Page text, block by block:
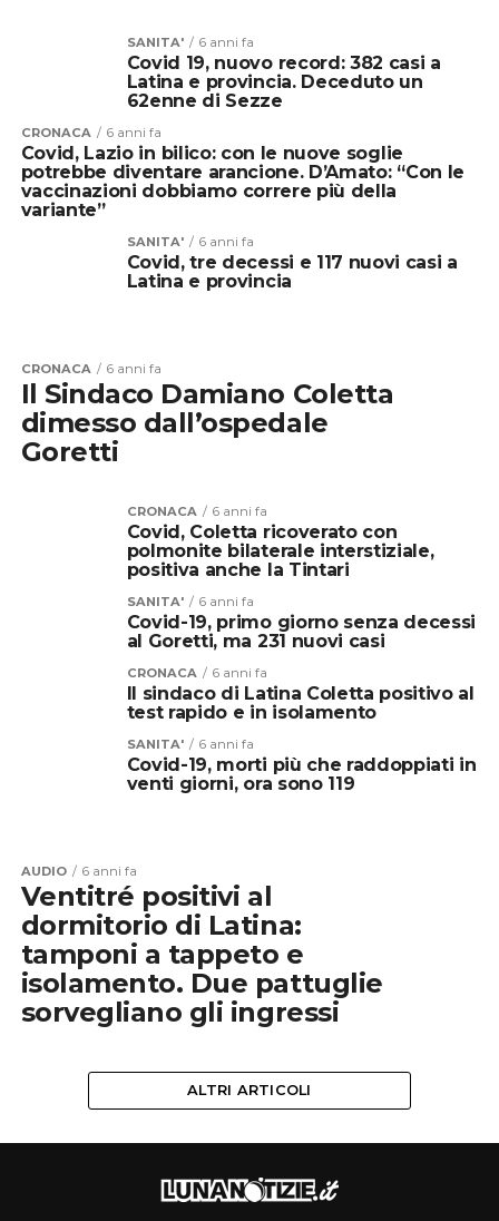
SANITA' 6 anni fa
Covid 19, nuovo record: 382 casi a
Latina e provincia. Deceduto un
62enne di Sezze
CRONACA 6 anni fa
Covid, Lazio in bilico: con le nuove soglie
potrebbe diventare arancione. D’Amato: “Con le
vaccinazioni dobbiamo correre più della
variante”
SANITA' 6 anni fa
Covid, tre decessi e 117 nuovi casi a
Latina e provincia
CRONACA 6 anni fa
Il Sindaco Damiano Coletta
dimesso dall’ospedale
Goretti
CRONACA 6 anni fa
Covid, Coletta ricoverato con
polmonite bilaterale interstiziale,
positiva anche la Tintari
SANITA' 6 anni fa
Covid-19, primo giorno senza decessi
al Goretti, ma 231 nuovi casi
CRONACA 6 anni fa
Il sindaco di Latina Coletta positivo al
test rapido e in isolamento
SANITA' 6 anni fa
Covid-19, morti più che raddoppiati in
venti giorni, ora sono 119
AUDIO 6 anni fa
Ventitré positivi al
dormitorio di Latina:
tamponi a tappeto e
isolamento. Due pattuglie
sorvegliano gli ingressi
ALTRI ARTICOLI